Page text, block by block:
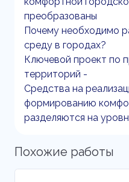
преобразованы
Почему необходимо
среду в городах?
Ключевой проект по
территорий -
Средства на
формированию
разделяются на
Похожие работы